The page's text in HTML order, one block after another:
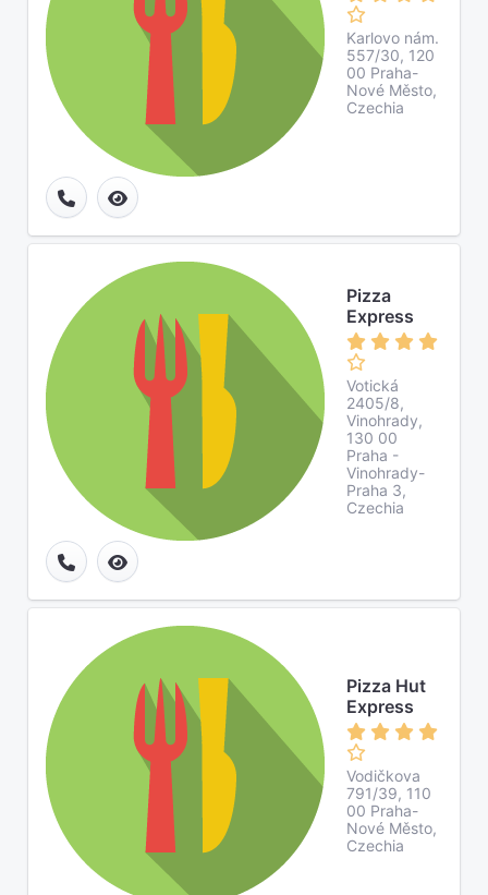
Karlovo nám.
557/30, 120
00 Praha-
Nové Město,
Czechia
Pizza
Express
Votická
2405/8,
Vinohrady,
130 00
Praha -
Vinohrady-
Praha 3,
Czechia
Pizza Hut
Express
Vodičkova
791/39, 110
00 Praha-
Nové Město,
Czechia